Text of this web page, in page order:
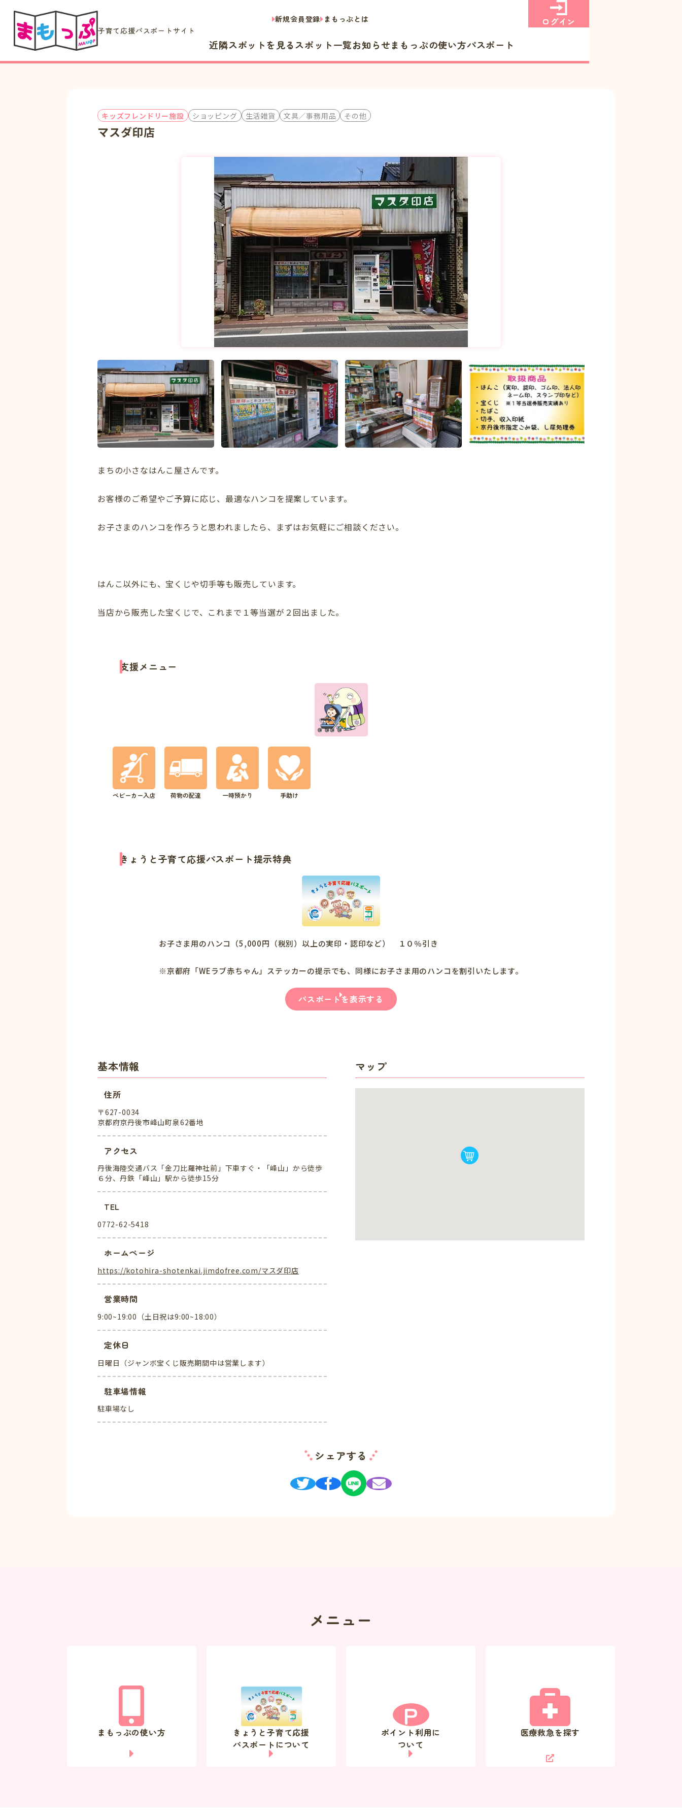
子育て応援パスポートサイト
新規会員登録 まもっぷとは ログイン
近隣スポットを見るスポット一覧お知らせまもっぷの使い方パスポート
キッズフレンドリー施設 ショッピング 生活雑貨 文具／事務用品 その他
マスダ印店
まちの小さなはんこ屋さんです。
お客様のご希望やご予算に応じ、最適なハンコを提案しています。
お子さまのハンコを作ろうと思われましたら、まずはお気軽にご相談ください。
はんこ以外にも、宝くじや切手等も販売しています。
当店から販売した宝くじで、これまで１等当選が２回出ました。
支援メニュー
ベビーカー入店 荷物の配達 一時預かり 手助け
きょうと子育て応援パスポート提示特典
お子さま用のハンコ（5,000円（税別）以上の実印・認印など） １０％引き
※京都府「WEラブ赤ちゃん」ステッカーの提示でも、同様にお子さま用のハンコを割引いたします。
パスポートを表示する
基本情報
住所
〒627-0034
京都府京丹後市峰山町泉62番地
アクセス
丹後海陸交通バス「金刀比羅神社前」下車すぐ・「峰山」から徒歩
６分、丹鉄「峰山」駅から徒歩15分
TEL
0772-62-5418
ホームページ
https://kotohira-shotenkai.jimdofree.com/マスダ印店
営業時間
9:00~19:00（土日祝は9:00~18:00）
定休日
日曜日（ジャンボ宝くじ販売期間中は営業します）
駐車場情報
駐車場なし
マップ
シェアする
メニュー
まもっぷの使い方
きょうと子育て応援
パスポートについて
P
ポイント利用に
ついて
医療救急を探す